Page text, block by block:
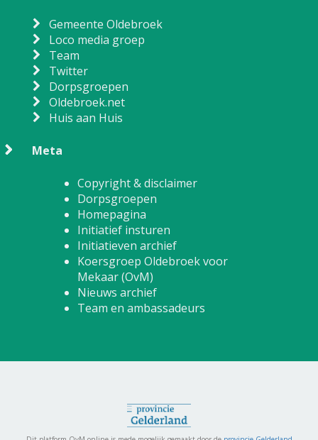
Gemeente Oldebroek
Loco media groep
Team
Twitter
Dorpsgroepen
Oldebroek.net
Huis aan Huis
Meta
Copyright & disclaimer
Dorpsgroepen
Homepagina
Initiatief insturen
Initiatieven archief
Koersgroep Oldebroek voor
Mekaar (OvM)
Nieuws archief
Team en ambassadeurs